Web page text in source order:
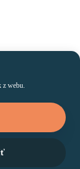
z webu.